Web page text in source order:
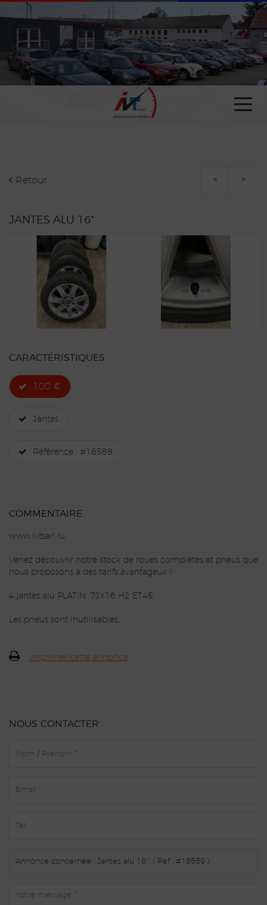
Retour < >
JANTES ALU 16"
CARACTÉRISTIQUES
100 €
Jantes
Référence : #18589
COMMENTAIRE
www.ivtsarl.lu
Venez découvrir notre stock de roues complètes et pneus que
nous proposons à des tarifs avantageux !!
4 jantes alu PLATIN, 7JX16 H2 ET45.
Les pneus sont inutilisables.
Imprimer cette annonce
NOUS CONTACTER
Paramètres avancés des cookies